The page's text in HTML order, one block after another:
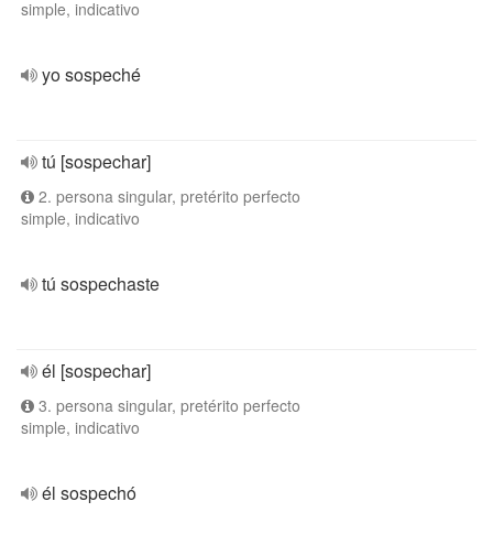
simple, indicativo
yo sospeché
tú [sospechar]
2. persona singular, pretérito perfecto
simple, indicativo
tú sospechaste
él [sospechar]
3. persona singular, pretérito perfecto
simple, indicativo
él sospechó